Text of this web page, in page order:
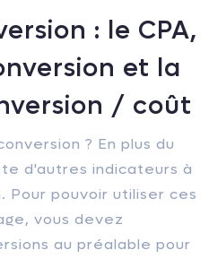
: le CPA,
et la
/ coût
? En plus du
d'autres indicateurs à
pouvoir utiliser ces
vous devez
au préalable pour